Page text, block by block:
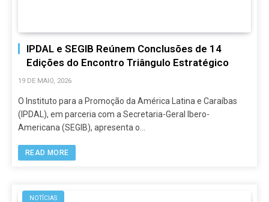
IPDAL e SEGIB Reúnem Conclusões de 14
Edições do Encontro Triângulo Estratégico
19 DE MAIO, 2026
O Instituto para a Promoção da América Latina e Caraíbas
(IPDAL), em parceria com a Secretaria-Geral Ibero-
Americana (SEGIB), apresenta o…
READ MORE
NOTÍCIAS